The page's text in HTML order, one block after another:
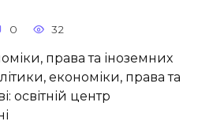
0 32
права та іноземних
економіки, права та
освітній центр